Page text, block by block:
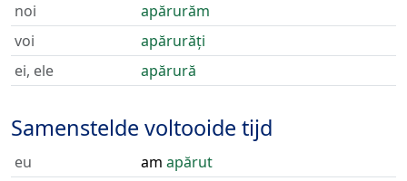
noi
apărurăm
voi
apărurăți
ei, ele
apărură
Samenstelde voltooide tijd
eu am apărut